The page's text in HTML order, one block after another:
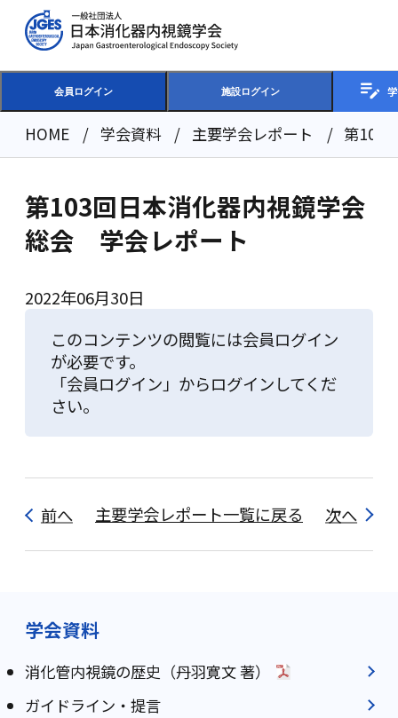
会員ログイン 施設ログイン
HOME 学会資料 主要学会レポート 第103
2022年06月30日
第103回日本消化器内視鏡学会
総会 学会レポート
このコンテンツの閲覧には会員ログイン
が必要です。
「会員ログイン」からログインしてくだ
さい。
前へ 主要学会レポート一覧に戻る 次へ
学会資料
消化管内視鏡の歴史（丹羽寛文 著）
ガイドライン・提言